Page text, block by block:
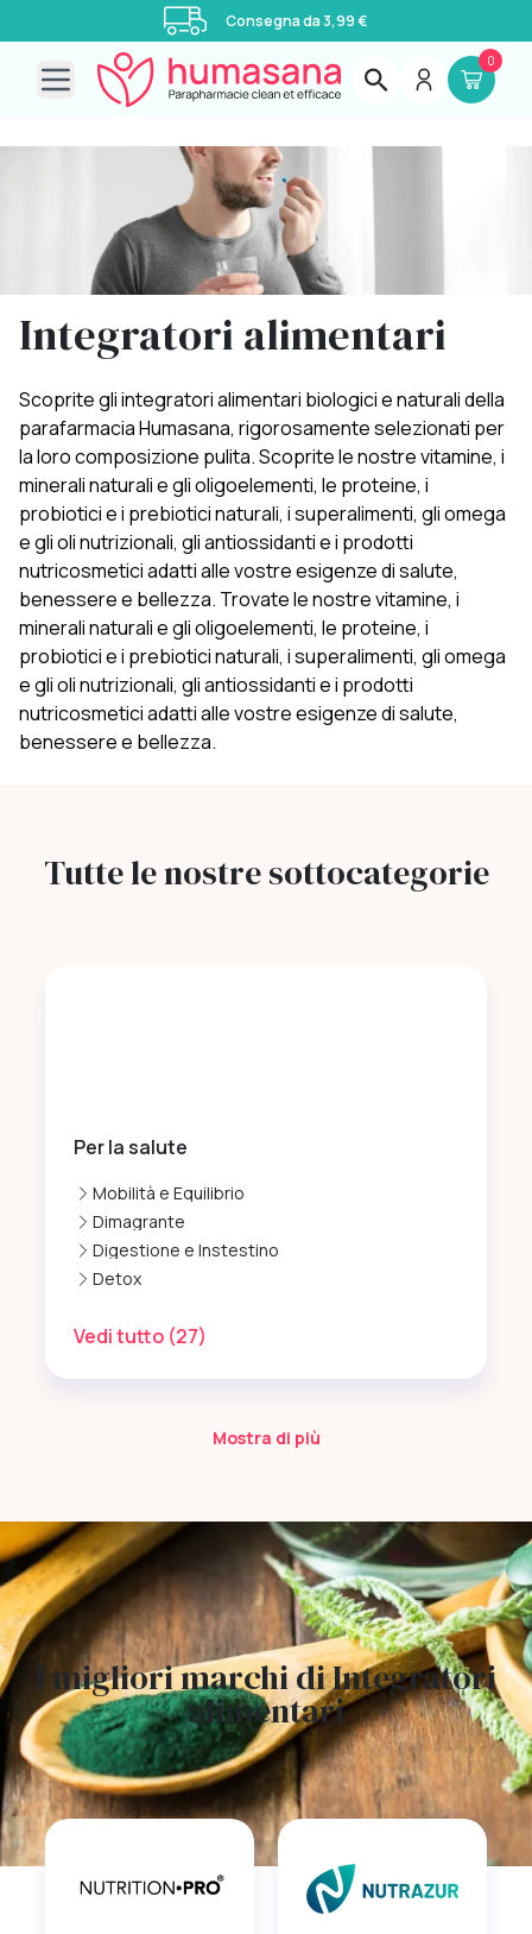
Consegna da 3,99 €
Open main menu
0
Integratori alimentari
Scoprite gli integratori alimentari biologici e naturali della
parafarmacia Humasana, rigorosamente selezionati per
la loro composizione pulita. Scoprite le nostre vitamine, i
minerali naturali e gli oligoelementi, le proteine, i
probiotici e i prebiotici naturali, i superalimenti, gli omega
e gli oli nutrizionali, gli antiossidanti e i prodotti
nutricosmetici adatti alle vostre esigenze di salute,
benessere e bellezza. Trovate le nostre vitamine, i
minerali naturali e gli oligoelementi, le proteine, i
probiotici e i prebiotici naturali, i superalimenti, gli omega
e gli oli nutrizionali, gli antiossidanti e i prodotti
nutricosmetici adatti alle vostre esigenze di salute,
benessere e bellezza.
Tutte le nostre sottocategorie
Per la salute
Mobilità e Equilibrio
Dimagrante
Digestione e Instestino
Detox
Vedi tutto (27)
Mostra di più
I migliori marchi di Integratori
alimentari